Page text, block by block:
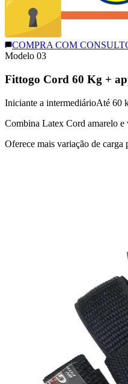
COMPRA COM
Modelo 03
Fittogo Cord 60 Kg +
Iniciante a intermediárioAté 60
Combina Latex Cord amarelo e
Oferece mais variação de carga